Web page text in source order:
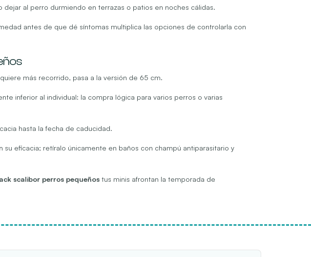
al perro durmiendo en terrazas o patios en noches cálidas.
antes de que dé síntomas multiplica las opciones de controlarla con
más recorrido, pasa a la versión de 65 cm.
inferior al individual: la compra lógica para varios perros o varias
hasta la fecha de caducidad.
su eficacia; retíralo únicamente en baños con champú antiparasitario y
scalibor perros pequeños tus minis afrontan la temporada de